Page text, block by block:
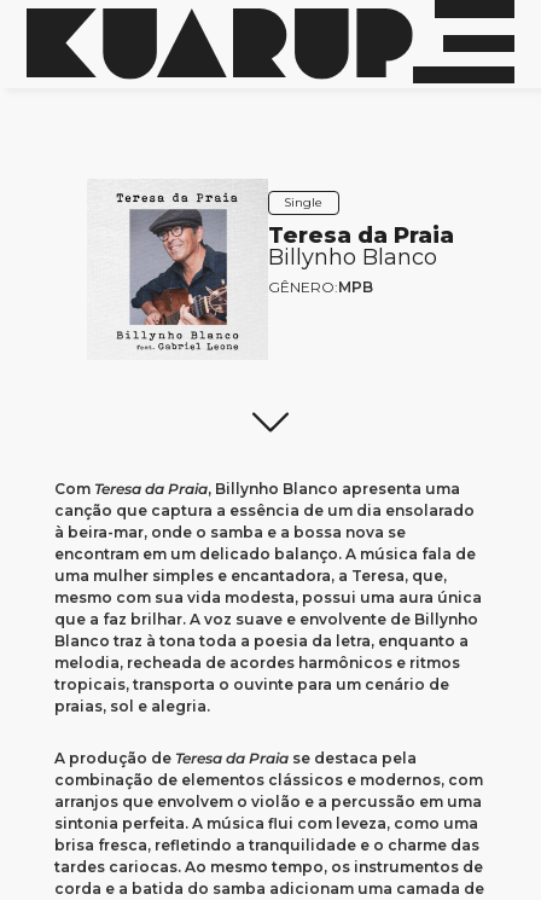
Single
Teresa da Praia
Billynho Blanco
GÊNERO:MPB
Com Teresa da Praia, Billynho Blanco apresenta uma
canção que captura a essência de um dia ensolarado
à beira-mar, onde o samba e a bossa nova se
encontram em um delicado balanço. A música fala de
uma mulher simples e encantadora, a Teresa, que,
mesmo com sua vida modesta, possui uma aura única
que a faz brilhar. A voz suave e envolvente de Billynho
Blanco traz à tona toda a poesia da letra, enquanto a
melodia, recheada de acordes harmônicos e ritmos
tropicais, transporta o ouvinte para um cenário de
praias, sol e alegria.
A produção de Teresa da Praiase destaca pela
combinação de elementos clássicos e modernos, com
arranjos que envolvem o violão e a percussão em uma
sintonia perfeita. A música flui com leveza, como uma
brisa fresca, refletindo a tranquilidade e o charme das
tardes cariocas. Ao mesmo tempo, os instrumentos de
corda e a batida do samba adicionam uma camada de